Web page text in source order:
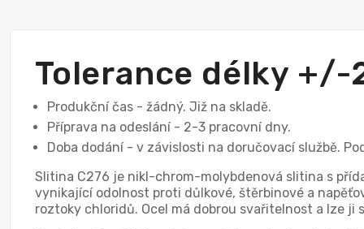
Tolerance délky +/-
Produkční čas - žádný. Již na skladě.
Příprava na odeslání - 2-3 pracovní dny.
Doba dodání - v závislosti na doručovací službě.
Slitina C276 je nikl-chrom-molybdenová slitina s
vynikající odolnost proti důlkové, štěrbinové a
roztoky chloridů. Ocel má dobrou svařitelnost a lze ji